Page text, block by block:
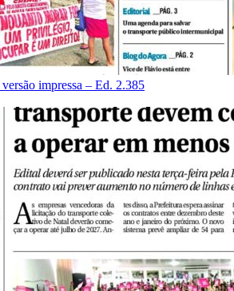
impressa – Ed. 2.385